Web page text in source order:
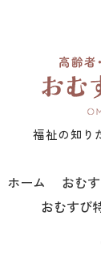
福祉の知り
ホーム おむ
おむすび